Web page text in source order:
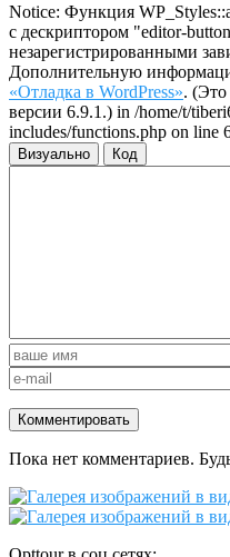
Notice: Функция
с дескриптором "editor-
незарегистрированными
Дополнительную
«Отладка в WordPress». (Это
версии 6.9.1.) in /home/t/
includes/functions.php on line
Визуально Код
Пока нет комментариев.